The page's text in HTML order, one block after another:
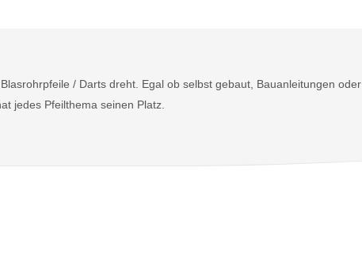
/ Darts dreht. Egal ob selbst gebaut, Bauanleitungen oder
jedes Pfeilthema seinen Platz.